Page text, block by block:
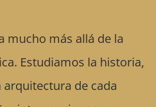
mucho más allá de la
Estudiamos la historia,
de cada